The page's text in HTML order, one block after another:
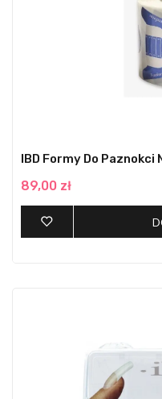
IBD Formy Do Paznokci
89,00 zł